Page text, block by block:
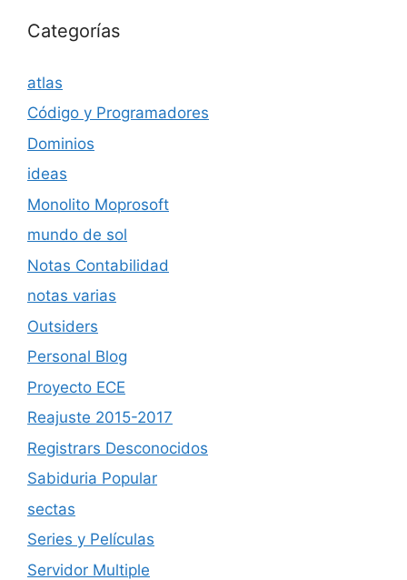
Categorías
atlas
Código y Programadores
Dominios
ideas
Monolito Moprosoft
mundo de sol
Notas Contabilidad
notas varias
Outsiders
Personal Blog
Proyecto ECE
Reajuste 2015-2017
Registrars Desconocidos
Sabiduria Popular
sectas
Series y Películas
Servidor Multiple